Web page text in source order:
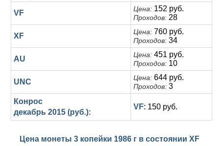
VF Цена: 152 руб.
Проходов: 28
XF Цена: 760 руб.
Проходов: 34
AU Цена: 451 руб.
Проходов: 10
UNC Цена: 644 руб.
Проходов: 3
Конрос
декабрь 2015 (руб.):
VF: 150 руб.
Цена монеты 3 копейки 1986 г в состоянии XF